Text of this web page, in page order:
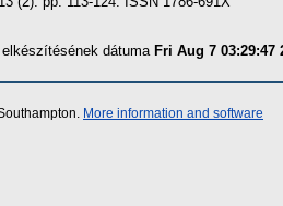
dátuma Fri Aug 7 03:29:47
More information and software